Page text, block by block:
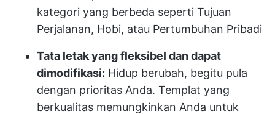
kategori yang berbeda seperti Tujuan
Perjalanan, Hobi, atau Pertumbuhan Pribadi
Tata letak yang fleksibel dan dapat
dimodifikasi: Hidup berubah, begitu pula
dengan prioritas Anda. Templat yang
berkualitas memungkinkan Anda untuk